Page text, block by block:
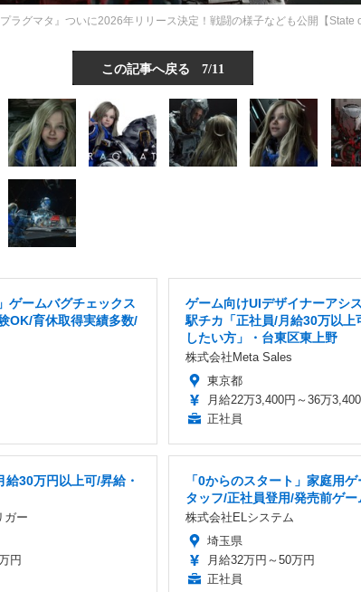
ラグマタ』ついに2026年リリース決定！戦闘の様子なども公開【State
この記事へ戻る 7/11
ゲームバグチェックス
OK/育休取得実績多数/
ゲーム向けUIデザイナーアシ
駅チカ「正社員/月給30万以上
したい方」・台東区東上野
株式会社Meta Sales
東京都
月給22万3,400円～36万
正社員
30万円以上可/昇給・
ガー
円
「0からのスタート」家庭用
タッフ/正社員登用/発売前ゲ
株式会社ELシステム
埼玉県
月給32万円～50万円
正社員